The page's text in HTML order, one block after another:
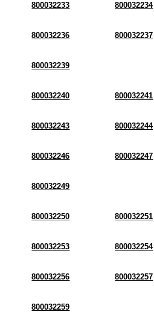
800032233 800032234
800032236 800032237
800032239
800032240 800032241
800032243 800032244
800032246 800032247
800032249
800032250 800032251
800032253 800032254
800032256 800032257
800032259